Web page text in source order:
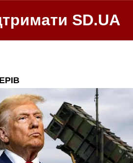
SD.UA